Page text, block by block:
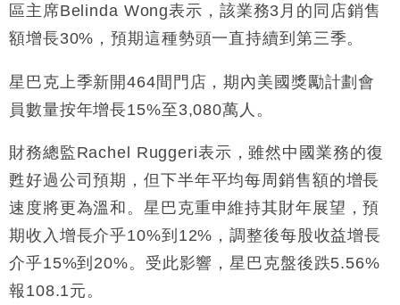
區主席Belinda Wong表示，該業務3月的同店銷售
額增長30%，預期這種勢頭一直持續到第三季。
星巴克上季新開464間門店，期內美國獎勵計劃會
員數量按年增長15%至3,080萬人。
財務總監Rachel Ruggeri表示，雖然中國業務的復
甦好過公司預期，但下半年平均每周銷售額的增長
速度將更為溫和。星巴克重申維持其財年展望，預
期收入增長介乎10%到12%，調整後每股收益增長
介乎15%到20%。受此影響，星巴克盤後跌5.56%
報108.1元。